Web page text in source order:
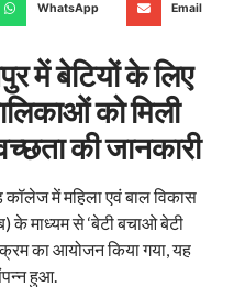
WhatsApp Email
में बेटियों के लिए
को मिली
की जानकारी
में महिला एवं बाल विकास
के माध्यम से ‘बेटी बचाओ बेटी
का आयोजन किया गया, यह
हुआ.